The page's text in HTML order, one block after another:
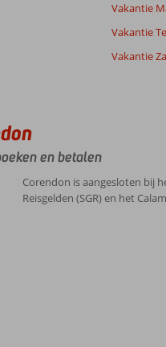
9
-
Vakantie
Vakantie
Vakantie
en betalen
Corendon is aangesloten bij
Reisgelden (SGR) en het